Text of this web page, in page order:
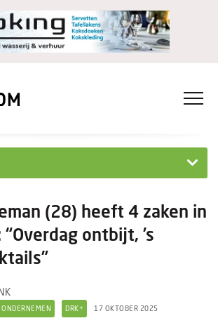
(28) heeft 4 zaken in
ontbijt, ’s
ONDERNEMEN DRK+ 17 OKTOBER 2025